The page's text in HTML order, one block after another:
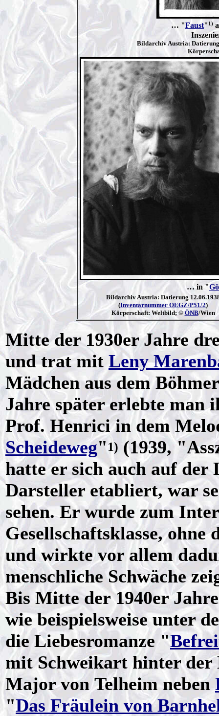
… "Faust" 1)
Bildarchiv Austria:
… in "
Bildarchiv Austria: Datierung
(Inventarnummer OEGZ/P51/2)
Körperschaft: Weltbild; ©ÖNB/Wien
Mitte der 1930er Jahre
und trat mit Leny
Mädchen aus dem
Jahre später erlebte man
Prof. Henrici in dem
Scheideweg" 1) (1939,
hatte er sich auch auf der
Darsteller etabliert, war
sehen. Er wurde zum
Gesellschaftsklasse,
und wirkte vor allem
menschliche Schwäche
Bis Mitte der 1940er
wie beispielsweise unter
die Liebesromanze "
mit Schweikart hinter der
Major von Telheim neben
"Das Fräulein von